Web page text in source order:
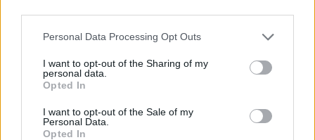
Personal Data Processing Opt Outs
I want to opt-out of the Sharing of my
personal data.
Opted In
I want to opt-out of the Sale of my
Personal Data.
Opted In
Τουρισμός για Όλους
2026‑2027: Ποια ΑΦΜ
υποβάλλουν αιτήσεις σήμερα
(9/8) – Όλα όσα πρέπει να
Η προθεσμία υποβολής αιτήσεων λήγει
στις 21 Αυγούστου 2026, με επιδότηση